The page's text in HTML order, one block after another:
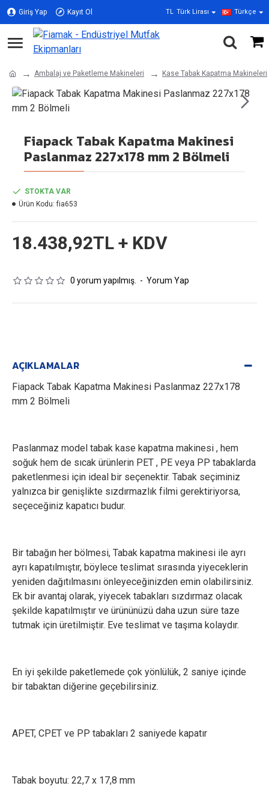
Giriş Yap Kayıt Ol TL Türk Lirası Türkçe
Ambalaj ve Paketleme Makineleri Kase Tabak Kapatma Makineleri
Fiapack Tabak Kapatma Makinesi
Paslanmaz 227x178 mm 2 Bölmeli
0 yorum yapılmış. - Yorum Yap
18.438,92TL + KDV
STOKTA VAR
Ürün Kodu: fia653
AÇIKLAMALAR
Fiapack Tabak Kapatma Makinesi Paslanmaz 227x178
mm 2 Bölmeli
Paslanmaz model tabak kase kapatma makinesi , hem
soğuk hem de sıcak ürünlerin PET , PE veya PP tabaklarda
paketlenmesi için ideal bir seçenektir. Tabak seçiminiz
yalnızca bir genişlikte sızdırmazlık filmi gerektiriyorsa,
seçeceğiniz kapatıcı budur.
Bir tabağın her bölmesi, Tabak kapatma makinesi ile ayrı
ayrı kapatılmıştır, böylece teslimat sırasında yiyeceklerin
yeniden dağıtılmasını önleyeceğinizden emin olabilirsiniz.
Ek bir avantaj olarak, yiyecek tabakları sızdırmaz olacak
şekilde kapatılmıştır ve ürününüzü daha uzun süre taze
tutmak için üretilmiştir. Eve teslimat ve taşıma kolaydır.
En iyi şekilde paketlemede çok yönlülük, 2 saniye içinde
bir tabaktan diğerine geçebilirsiniz.
APET, CPET ve PP tabakları 2 saniyede kapatır
Tabak boyutu: 22,7 x 17,8 mm